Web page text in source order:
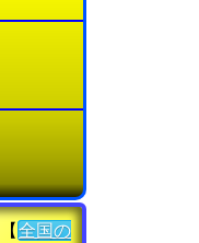
全国の